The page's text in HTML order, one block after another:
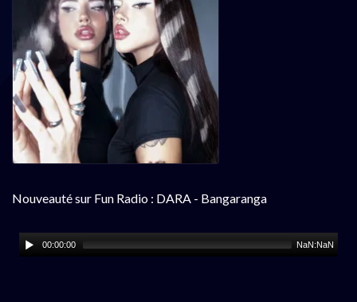
Nouveauté sur Fun Radio : DARA - Bangaranga
00:00:00 NaN:NaN